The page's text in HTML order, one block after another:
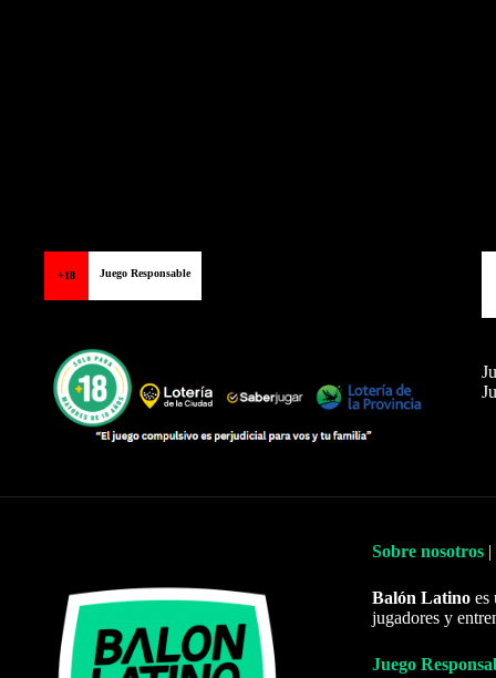
+18 Juego Responsable
Sobre nosotros |
Balón Latino es
jugadores y
Juego